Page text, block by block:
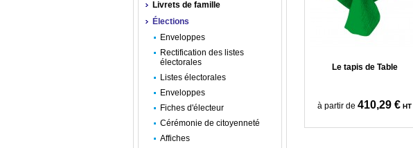
Le tapis de Table
à partir de 410,29 € HT
Livrets de famille
Élections
Enveloppes
Rectification des listes
électorales
Listes électorales
Enveloppes
Fiches d'électeur
Cérémonie de citoyenneté
Affiches